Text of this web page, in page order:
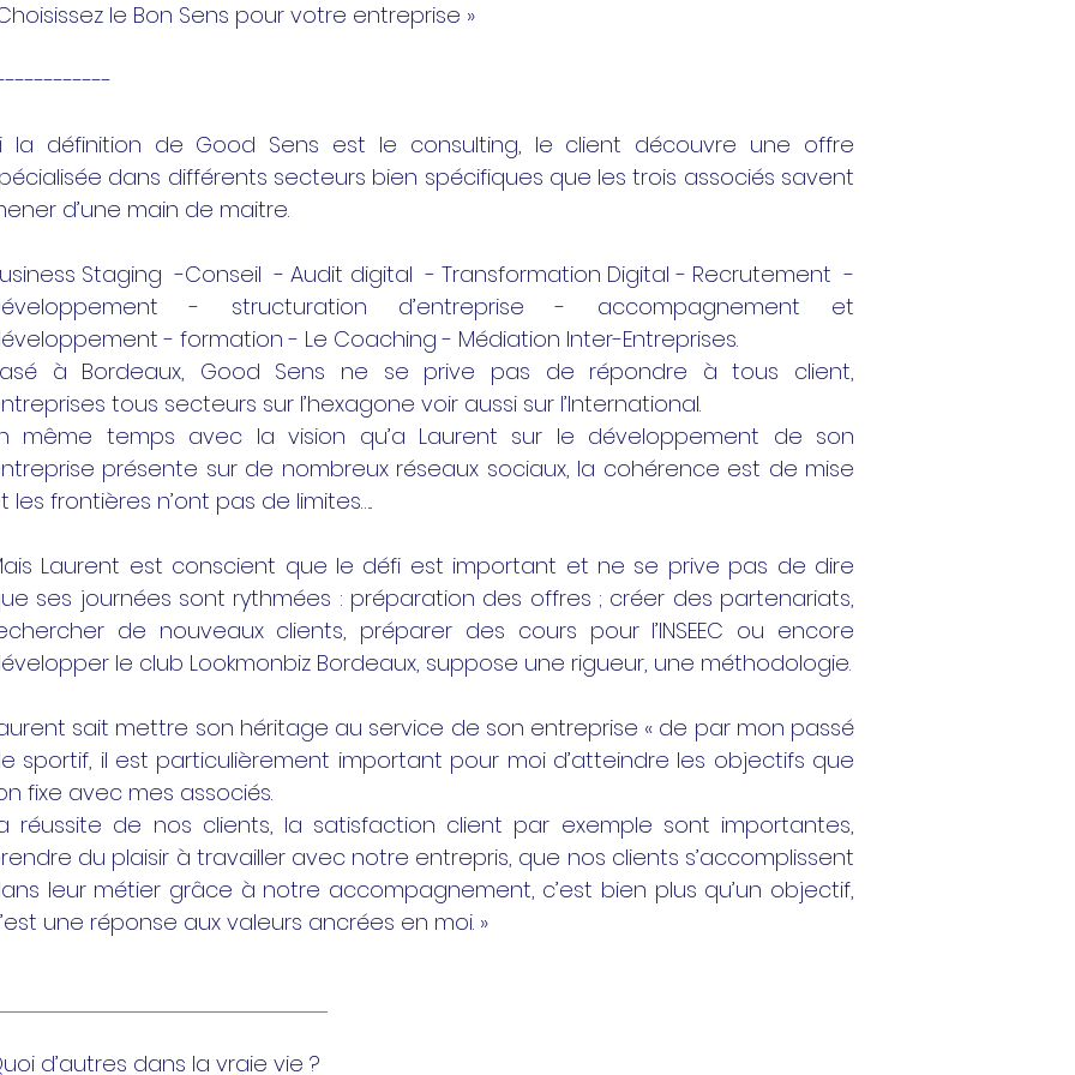
le Bon Sens pour votre entreprise »
la définition de Good Sens est le consulting, le client découvre une offre
dans différents secteurs bien spécifiques que les trois associés savent
d’une main de maitre.
Staging -Conseil - Audit digital - Transformation Digital - Recrutement -
- structuration d’entreprise - accompagnement et
- formation - Le Coaching - Médiation Inter-Entreprises.
à Bordeaux, Good Sens ne se prive pas de répondre à tous client,
tous secteurs sur l’hexagone voir aussi sur l’International.
même temps avec la vision qu’a Laurent sur le développement de son
présente sur de nombreux réseaux sociaux, la cohérence est de mise
les frontières n’ont pas de limites…..
Laurent est conscient que le défi est important et ne se prive pas de dire
ses journées sont rythmées : préparation des offres ; créer des partenariats,
de nouveaux clients, préparer des cours pour l’INSEEC ou encore
le club Lookmonbiz Bordeaux, suppose une rigueur, une méthodologie.
sait mettre son héritage au service de son entreprise « de par mon passé
sportif, il est particulièrement important pour moi d’atteindre les objectifs que
fixe avec mes associés.
réussite de nos clients, la satisfaction client par exemple sont importantes,
du plaisir à travailler avec notre entrepris, que nos clients s’accomplissent
leur métier grâce à notre accompagnement, c’est bien plus qu’un objectif,
une réponse aux valeurs ancrées en moi. »
d’autres dans la vraie vie ?